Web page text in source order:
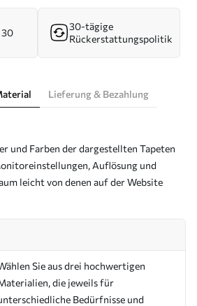
30
30-tägige
Rückerstattungspolitik
Lieferung & Bezahlung
und Farben der dargestellten Tapeten
Auflösung und
leicht von denen auf der Website
Sie aus drei hochwertigen
die jeweils für
Bedürfnisse und